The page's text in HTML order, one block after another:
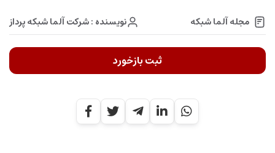
مجله آلما شبکه نویسنده : شرکت آلما شبکه پرداز
ثبت بازخورد